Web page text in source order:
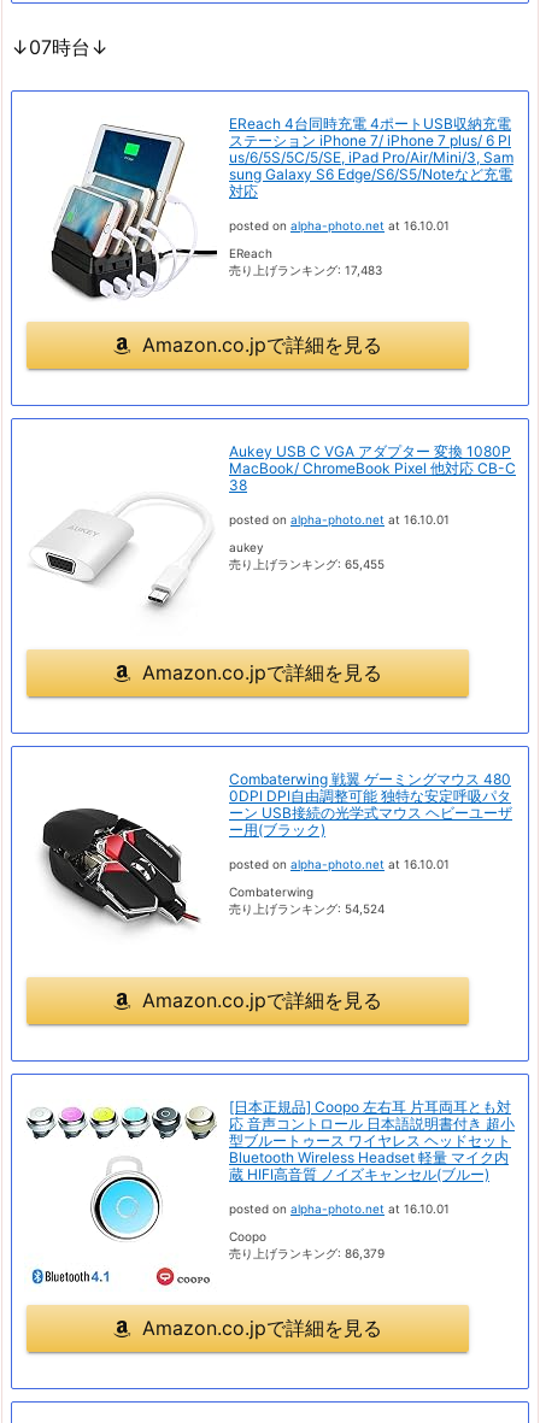
↓07時台↓
EReach 4台同時充電 4ポートUSB収納充電
ステーション iPhone 7/ iPhone 7 plus/ 6 Pl
us/6/5S/5C/5/SE, iPad Pro/Air/Mini/3, Sam
sung Galaxy S6 Edge/S6/S5/Noteなど充電
対応
posted on alpha-photo.net at 16.10.01
EReach
売り上げランキング: 17,483
Amazon.co.jpで詳細を見る
Aukey USB C VGA アダプター 変換 1080P
MacBook/ ChromeBook Pixel 他対応 CB-C
38
posted on alpha-photo.net at 16.10.01
aukey
売り上げランキング: 65,455
Amazon.co.jpで詳細を見る
Combaterwing 戦翼 ゲーミングマウス 480
0DPI DPI自由調整可能 独特な安定呼吸パタ
ーン USB接続の光学式マウス ヘビーユーザ
ー用(ブラック)
posted on alpha-photo.net at 16.10.01
Combaterwing
売り上げランキング: 54,524
Amazon.co.jpで詳細を見る
[日本正規品] Coopo 左右耳 片耳両耳とも対
応 音声コントロール 日本語説明書付き 超小
型ブルートゥース ワイヤレス ヘッドセット
Bluetooth Wireless Headset 軽量 マイク内
蔵 HIFI高音質 ノイズキャンセル(ブルー)
posted on alpha-photo.net at 16.10.01
Coopo
売り上げランキング: 86,379
Amazon.co.jpで詳細を見る